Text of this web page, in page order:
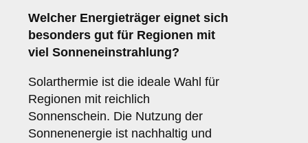
Welcher Energieträger eignet sich
besonders gut für Regionen mit
viel Sonneneinstrahlung?
Solarthermie ist die ideale Wahl für
Regionen mit reichlich
Sonnenschein. Die Nutzung der
Sonnenenergie ist nachhaltig und